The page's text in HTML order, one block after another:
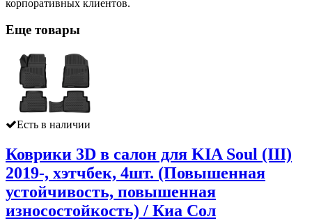
корпоративных клиентов.
Еще товары
Есть в наличии
Коврики 3D в салон для KIA Soul (III)
2019-, хэтчбек, 4шт. (Повышенная
устойчивость, повышенная
износостойкость) / Киа Сол